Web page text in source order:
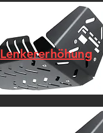
Lenkererhöhung